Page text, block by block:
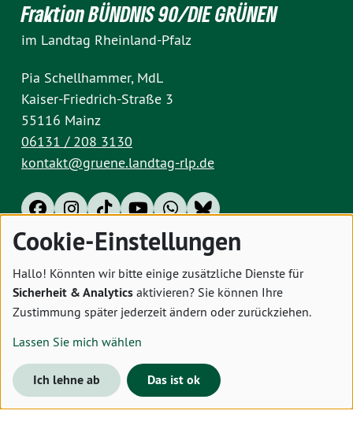
Fraktion BÜNDNIS 90/DIE GRÜNEN
im Landtag Rheinland-Pfalz
Pia Schellhammer, MdL
Kaiser-Friedrich-Straße 3
55116 Mainz
06131 / 208 3130
kontakt@gruene.landtag-rlp.de
Impressum Datenschutz Cookies
Cookie-Einstellungen
Hallo! Könnten wir bitte einige zusätzliche Dienste für
Sicherheit & Analytics aktivieren? Sie können Ihre
Zustimmung später jederzeit ändern oder zurückziehen.
Lassen Sie mich wählen
Ich lehne ab Das ist ok